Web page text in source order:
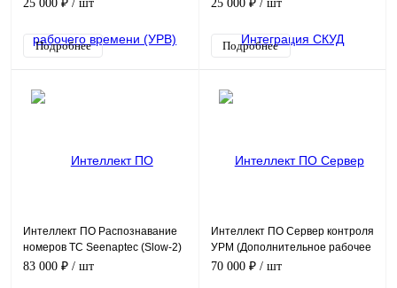
25 000 ₽ / шт
Подробнее
25 000 ₽ / шт
Подробнее
Интеллект ПО Распознавание
номеров ТС Seenaptec (Slow-2)
Программное обеспечение
83 000 ₽ / шт
Интеллект ПО Сервер контроля
УРМ (Дополнительное рабочее
место комплексного
70 000 ₽ / шт